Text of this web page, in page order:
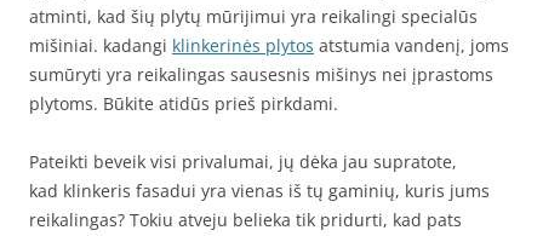
atminti, kad šių plytų mūrijimui yra reikalingi specialūs
mišiniai. kadangi klinkerinės plytos atstumia vandenį, joms
sumūryti yra reikalingas sausesnis mišinys nei įprastoms
plytoms. Būkite atidūs prieš pirkdami.
Pateikti beveik visi privalumai, jų dėka jau supratote,
kad klinkeris fasadui yra vienas iš tų gaminių, kuris jums
reikalingas? Tokiu atveju belieka tik pridurti, kad pats